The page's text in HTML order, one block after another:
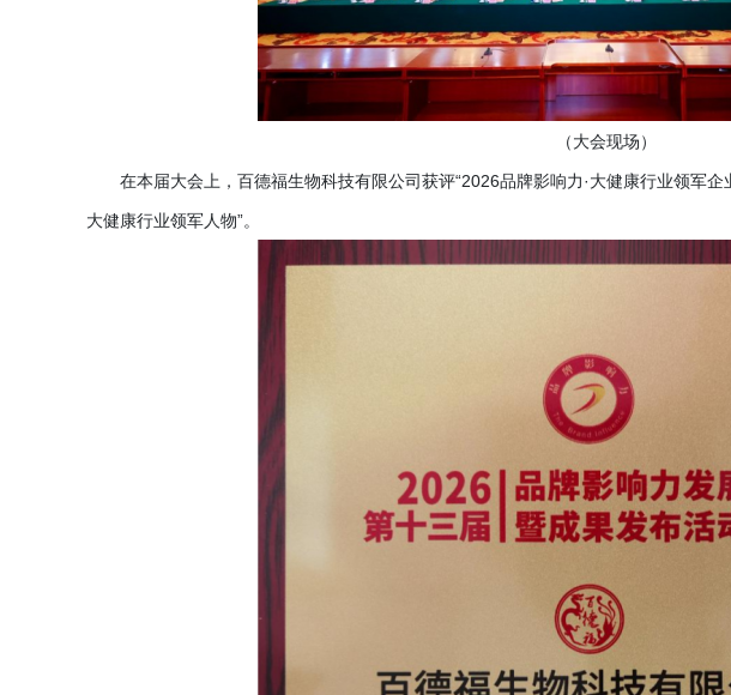
（大会现场）
在本届大会上，百德福生物科技有限公司获评“2026品牌影响力·大健康行业领军
大健康行业领军人物”。